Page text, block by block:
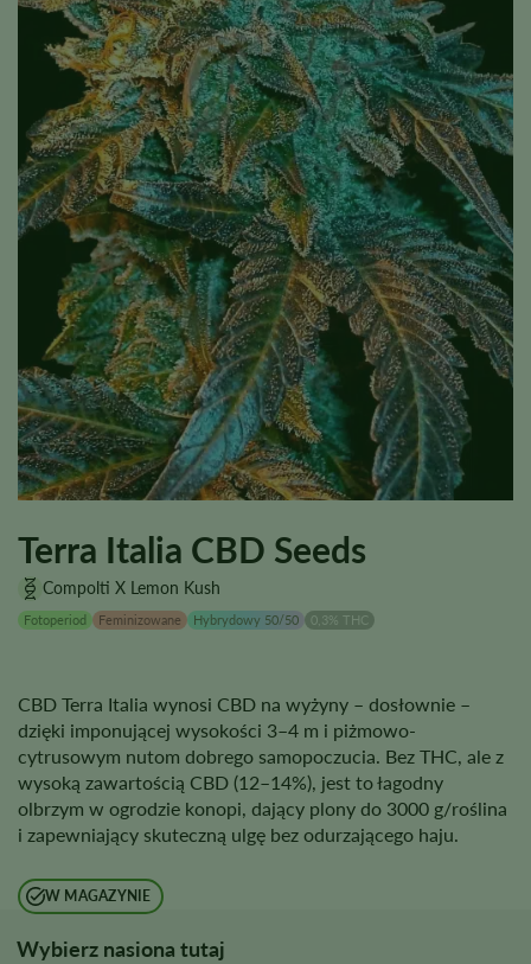
Terra Italia CBD Seeds
Compolti X Lemon Kush
Fotoperiod Feminizowane Hybrydowy 50/50 0,3% THC
CBD Terra Italia wynosi CBD na wyżyny – dosłownie –
dzięki imponującej wysokości 3–4 m i piżmowo-
cytrusowym nutom dobrego samopoczucia. Bez THC, ale z
wysoką zawartością CBD (12–14%), jest to łagodny
olbrzym w ogrodzie konopi, dający plony do 3000 g/roślina
i zapewniający skuteczną ulgę bez odurzającego haju.
W MAGAZYNIE
Wybierz nasiona tutaj